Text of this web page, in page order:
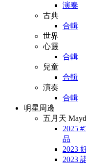
演奏
古典
合輯
世界
心靈
合輯
兒童
合輯
演奏
合輯
明星周邊
五月天
2025
品
2023
2023